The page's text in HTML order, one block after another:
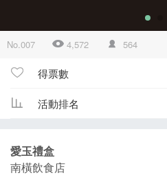
No.007 4,572 564
得票數
活動排名
愛玉禮盒
南橫飲食店